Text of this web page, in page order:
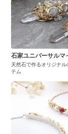
石家ユニバーサルマ
天然石で作るオリジナル
テム